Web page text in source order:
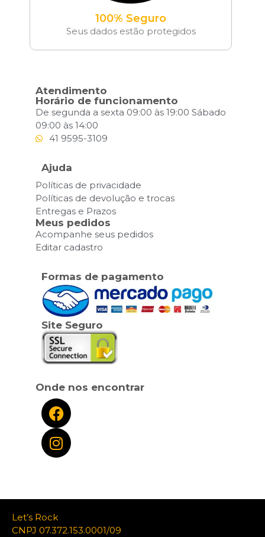
100% Seguro
Seus dados estão protegidos
Atendimento
Horário de funcionamento
De segunda a sexta 09:00 às 19:00 Sábado
09:00 às 14:00
41 9595-3109
Ajuda
Políticas de privacidade
Políticas de devolução e trocas
Entregas e Prazos
Meus pedidos
Acompanhe seus pedidos
Editar cadastro
Formas de pagamento
Site Seguro
Onde nos encontrar
Let’s Rock
CNPJ 07.372.153.0001/09